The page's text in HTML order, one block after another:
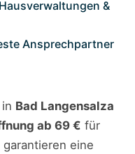
&
Ansprechpartner
Bad Langensalza
ab 69 € für
eine